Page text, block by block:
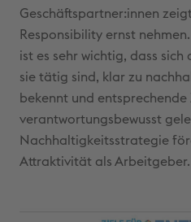
Geschäftspartner:innen
Responsibility ernst
ist es sehr wichtig, dass
sie tätig sind, klar zu
bekennt und
verantwortungsbewusst
Nachhaltigkeitsstrategie
Attraktivität als Arbeitgeber.